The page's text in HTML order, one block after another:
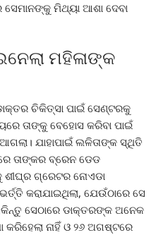
ମିଥ୍ୟା ଆଶା ଦେବା
ମହିଳାଙ୍କ
ଚିକିତ୍ସା ପାଇଁ ସେଣ୍ଟରକୁ
ତାଙ୍କୁ ବେହୋସ କରିବା ପାଇଁ
ଯାହାପାଇଁ ଲଳିତାଙ୍କ ସ୍ଥିତି
ତାଙ୍କର ବ୍ରେନ ଡେଡ
ଗ୍ରେଟର ନୋଏଡା
କରାଯାଇଥିଲା, ଯେଉଁଠାରେ ସେ
ସେଠାରେ ଡାକ୍ତରଙ୍କ ଅନେକ
କରିହେଲା ନାହିଁ ଓ ୨୬ ଅଗଷ୍ଟରେ